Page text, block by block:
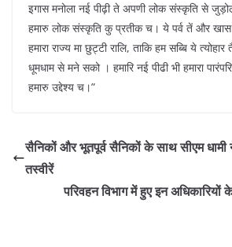
इगास मनोला नई पीढ़ी ते अपणी लोक संस्कृति से
हमारु लोक संस्कृति कु प्रतीक च। ये पर्व तें और खास
हमारा राज्य मा छुट्टी रालि, ताकि हम सब्बि ये
धूमधाम से मने सको । हमारि नई पीढी भी हमारा
हमारु उद्देश्य च।”
सैनिकों और भूतपूर्व सैनिकों के साथ सीएम धामी
तस्वीरें
परिवहन विभाग में हुए इन